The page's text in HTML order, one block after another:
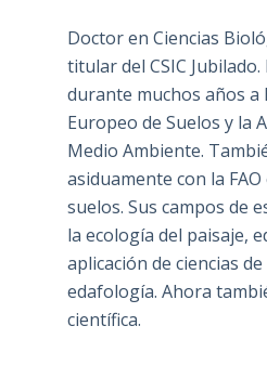
Doctor en Ciencias
titular del CSIC
durante muchos años a
Europeo de Suelos y la
Medio Ambiente.
asiduamente con la
suelos. Sus campos de
la ecología del paisaje,
aplicación de ciencias
edafología. Ahora
científica.